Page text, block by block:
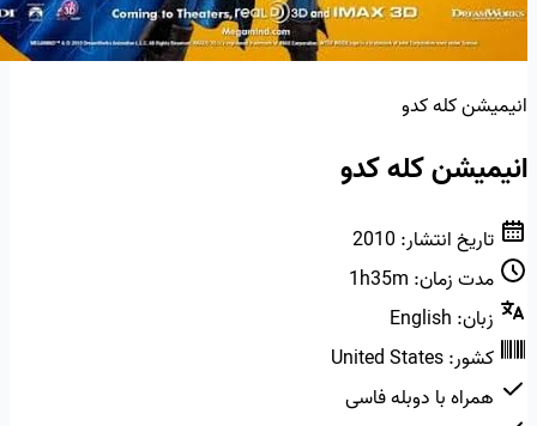
انیمیشن کله کدو
انیمیشن کله کدو
تاریخ انتشار: 2010
مدت زمان: 1h35m
زبان: English
کشور:United States
همراه با دوبله فاسی